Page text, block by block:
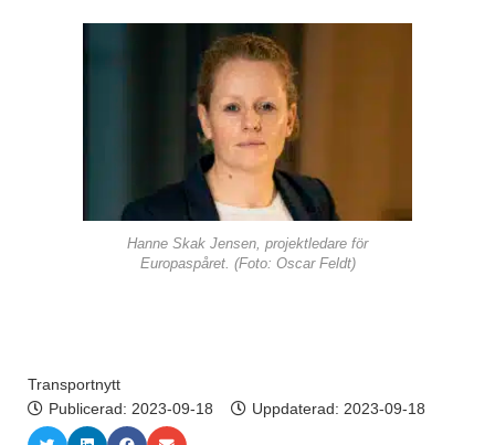
Hanne Skak Jensen, projektledare för
Europaspåret. (Foto: Oscar Feldt)
Transportnytt
Publicerad: 2023-09-18 Uppdaterad: 2023-09-18